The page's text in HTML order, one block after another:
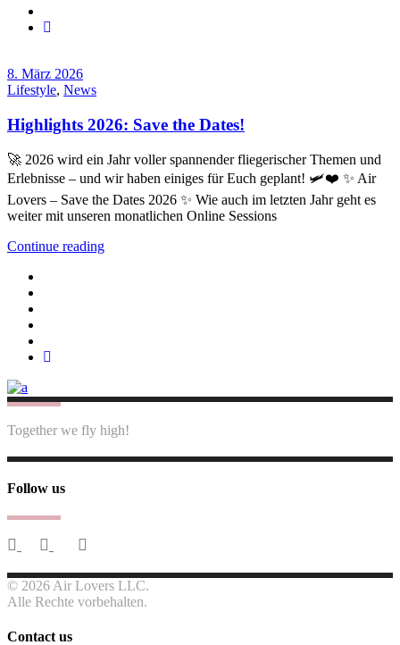
8. März 2026
Lifestyle, News
Highlights 2026: Save the Dates!
🚀 2026 wird ein Jahr voller spannender fliegerischer Themen und
Erlebnisse – und wir haben einiges für Euch geplant! 🛩️❤️ ✨ Air
Lovers – Save the Dates 2026 ✨ Wie auch im letzten Jahr geht es
weiter mit unseren monatlichen Online Sessions
Continue reading
Together we fly high!
Follow us
© 2026 Air Lovers LLC.
Alle Rechte vorbehalten.
Contact us